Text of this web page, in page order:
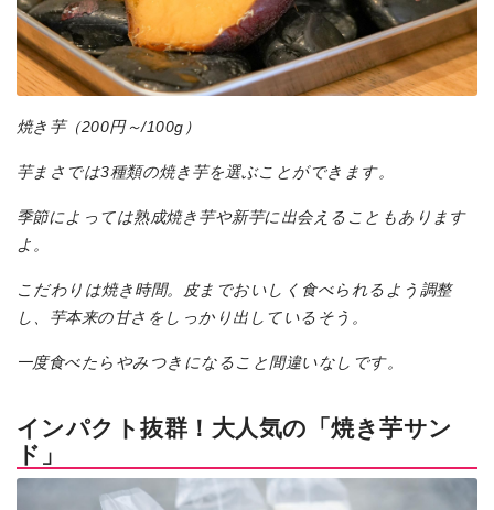
焼き芋（200円～/100g）
芋まさでは3種類の焼き芋を選ぶことができます。
季節によっては熟成焼き芋や新芋に出会えることもあります
よ。
こだわりは焼き時間。皮までおいしく食べられるよう調整
し、芋本来の甘さをしっかり出しているそう。
一度食べたらやみつきになること間違いなしです。
インパクト抜群！大人気の「焼き芋サン
ド」